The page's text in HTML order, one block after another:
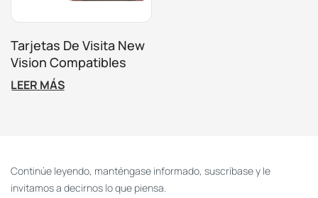
Tarjetas De Visita New
Vision Compatibles
Con Mifare De 1K
(Hotel Mamilla)
LEER MÁS
Continúe leyendo, manténgase informado, suscríbase y le
invitamos a decirnos lo que piensa.